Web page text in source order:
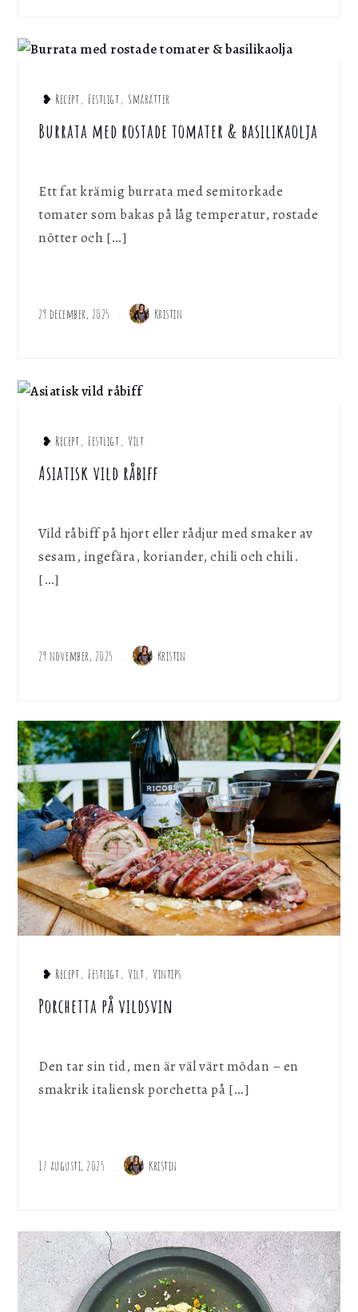
❥ Recept, Festligt, Smårätter
Burrata med rostade tomater & basilikaolja
Ett fat krämig burrata med semitorkade
tomater som bakas på låg temperatur, rostade
nötter och […]
29 december, 2025 Kristin
❥ Recept, Festligt, Vilt
Asiatisk vild råbiff
Vild råbiff på hjort eller rådjur med smaker av
sesam, ingefära, koriander, chili och chili.
[…]
29 november, 2025 Kristin
❥ Recept, Festligt, Vilt, Vintips
Porchetta på vildsvin
Den tar sin tid, men är väl värt mödan – en
smakrik italiensk porchetta på […]
17 augusti, 2025 Kristin